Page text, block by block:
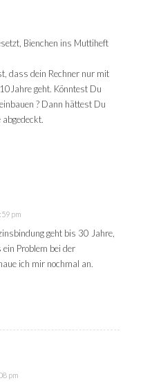
Bienchen ins Muttiheft
dass dein Rechner nur mit
geht. Könntest Du
? Dann hättest Du
pm
geht bis 30 Jahre,
ein Problem bei der
ich mir nochmal an.
pm